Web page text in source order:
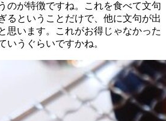
のが特徴ですね。これを食べて文句
るということだけで、他に文句が出
思います。これがお得じゃなかった
いうぐらいですかね。